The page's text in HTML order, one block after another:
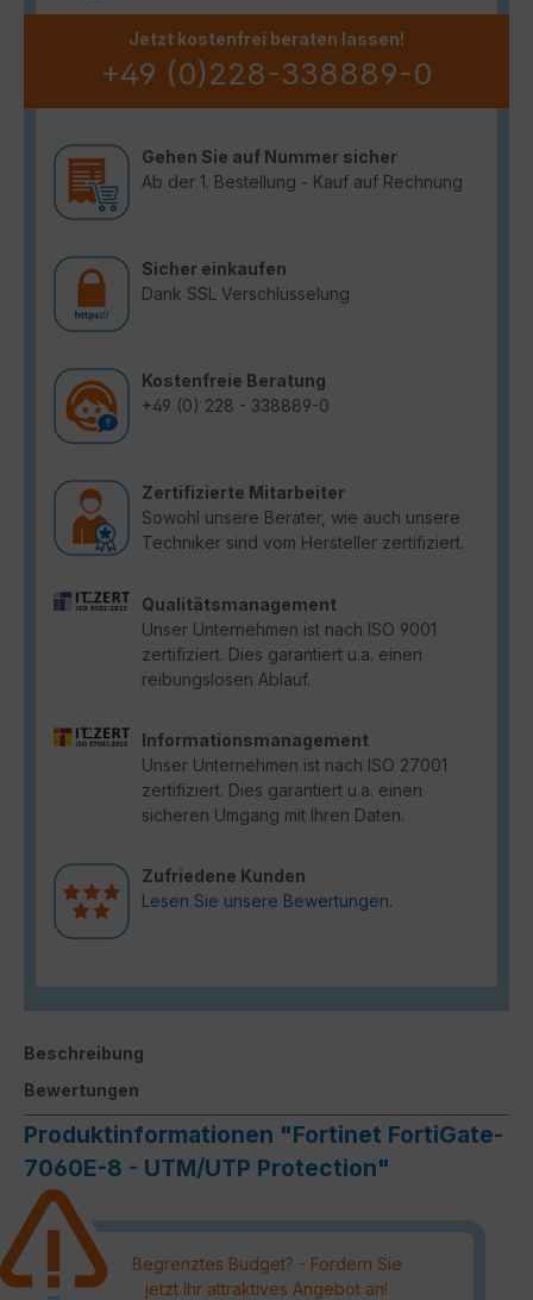
Jetzt kostenfrei beraten lassen!
+49 (0)228-338889-0
Gehen Sie auf Nummer sicher
Ab der 1. Bestellung - Kauf auf Rechnung
Sicher einkaufen
Dank SSL Verschlüsselung
Kostenfreie Beratung
+49 (0) 228 - 338889-0
Zertifizierte Mitarbeiter
Sowohl unsere Berater, wie auch unsere
Techniker sind vom Hersteller zertifiziert.
Qualitätsmanagement
Unser Unternehmen ist nach ISO 9001
zertifiziert. Dies garantiert u.a. einen
reibungslosen Ablauf.
Informationsmanagement
Unser Unternehmen ist nach ISO 27001
zertifiziert. Dies garantiert u.a. einen
sicheren Umgang mit Ihren Daten.
Zufriedene Kunden
Lesen Sie unsere Bewertungen.
Beschreibung
Bewertungen
Produktinformationen "Fortinet FortiGate-
7060E-8 - UTM/UTP Protection"
Begrenztes Budget? - Fordern Sie
jetzt Ihr attraktives Angebot an!